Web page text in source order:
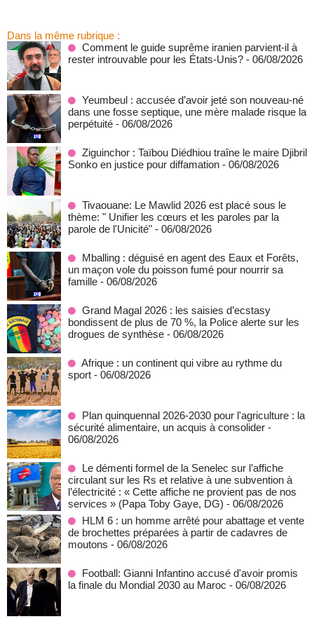
Dans la même rubrique :
Comment le guide suprême iranien parvient-il à
rester introuvable pour les États-Unis? - 06/08/2026
Yeumbeul : accusée d’avoir jeté son nouveau-né
dans une fosse septique, une mère malade risque la
perpétuité - 06/08/2026
Ziguinchor : Taïbou Diédhiou traîne le maire Djibril
Sonko en justice pour diffamation - 06/08/2026
Tivaouane: Le Mawlid 2026 est placé sous le
thème: " Unifier les cœurs et les paroles par la
parole de l'Unicité" - 06/08/2026
Mballing : déguisé en agent des Eaux et Forêts,
un maçon vole du poisson fumé pour nourrir sa
famille - 06/08/2026
Grand Magal 2026 : les saisies d’ecstasy
bondissent de plus de 70 %, la Police alerte sur les
drogues de synthèse - 06/08/2026
Afrique : un continent qui vibre au rythme du
sport - 06/08/2026
Plan quinquennal 2026-2030 pour l'agriculture : la
sécurité alimentaire, un acquis à consolider -
06/08/2026
Le démenti formel de la Senelec sur l’affiche
circulant sur les Rs et relative à une subvention à
l’électricité : « Cette affiche ne provient pas de nos
services » (Papa Toby Gaye, DG) - 06/08/2026
HLM 6 : un homme arrêté pour abattage et vente
de brochettes préparées à partir de cadavres de
moutons - 06/08/2026
Football: Gianni Infantino accusé d'avoir promis
la finale du Mondial 2030 au Maroc - 06/08/2026